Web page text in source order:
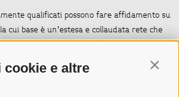
cookie e altre
per i bambini
piccoli “Little Italy”
con ristorante per bambini e stazione
Lounge “Bonaca”, Poolbar “Oaza”, Beachbar
qualificati possono fare affidamento su
cui base è un’estesa e collaudata rete che
gruppi di dialogo nell’ambito
Ai nostri clienti offriamo un
lo sviluppo di grandi e piccoli progetti